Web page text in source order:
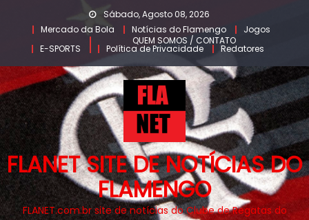
content
Sábado, Agosto 08, 2026
Mercado da Bola
Notícias do Flamengo
Jogos
E-SPORTS
QUEM SOMOS / CONTATO
Política de Privacidade Redatores
FLANET SITE DE NOTÍCIAS DO
FLAMENGO
FLANET.com.br site de notícias do Clube de Regatas do